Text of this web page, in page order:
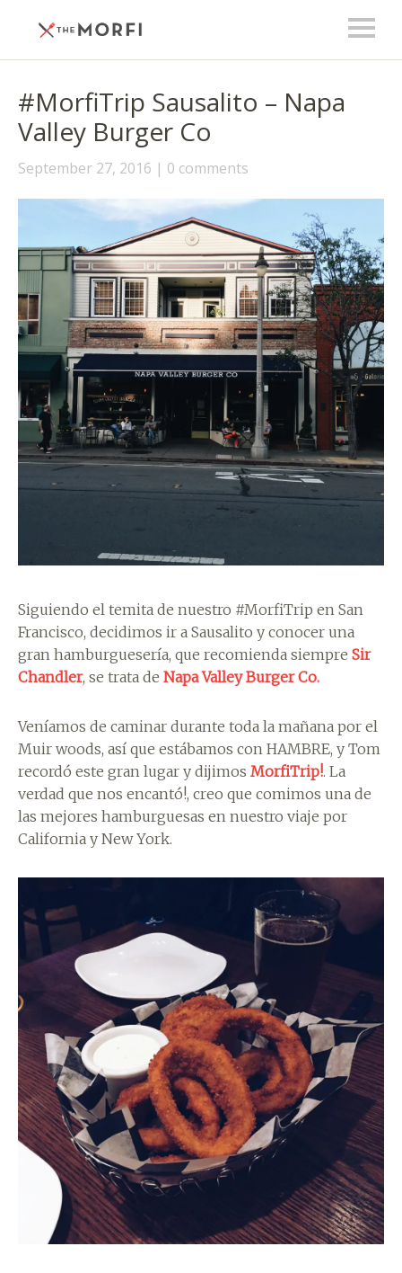
#MorfiTrip Sausalito – Napa
Valley Burger Co
September 27, 2016 0 comments
Siguiendo el temita de nuestro #MorfiTrip en San
Francisco, decidimos ir a Sausalito y conocer una
gran hamburguesería, que recomienda siempre Sir
Chandler, se trata de Napa Valley Burger Co.
Veníamos de caminar durante toda la mañana por el
Muir woods, así que estábamos con HAMBRE, y Tom
recordó este gran lugar y dijimos MorfiTrip!. La
verdad que nos encantó!, creo que comimos una de
las mejores hamburguesas en nuestro viaje por
California y New York.